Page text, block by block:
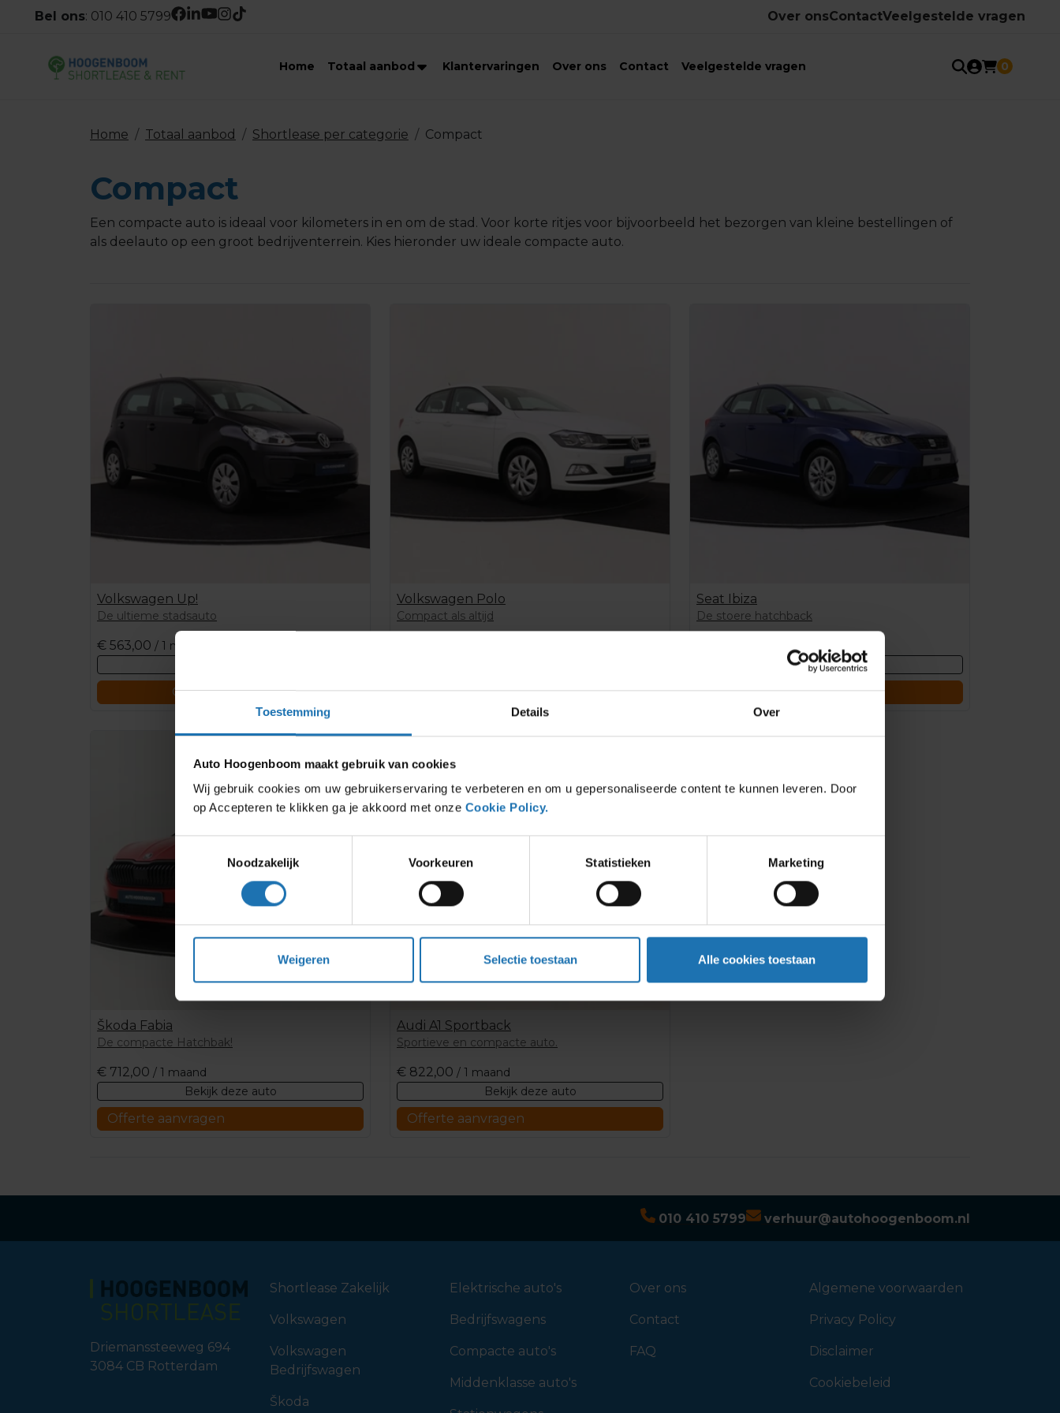
Toestemming Details Over
Auto Hoogenboom maakt gebruik van cookies
Wij gebruik cookies om uw gebruikerservaring te verbeteren en om u gepersonaliseerde content te kunnen leveren. Door
op Accepteren te klikken ga je akkoord met onze Cookie Policy.
Noodzakelijk
Voorkeuren Statistieken Marketing
Weigeren Selectie toestaan Alle cookies toestaan
Bel ons: 010 410 5799 Over onsContactVeelgestelde vragen
0
Home Totaal aanbod Klantervaringen Over ons Contact Veelgestelde vragen
Home Totaal aanbod Shortlease per categorie Compact
Compact
Een compacte auto is ideaal voor kilometers in en om de stad. Voor korte ritjes voor bijvoorbeeld het bezorgen van kleine bestellingen of
als deelauto op een groot bedrijventerrein. Kies hieronder uw ideale compacte auto.
Volkswagen Up!
De ultieme stadsauto
€ 563,00 / 1 maand
Offerte aanvragen
Volkswagen Polo
Compact als altijd
Offerte aanvragen
Seat Ibiza
De stoere hatchback
/ 1 maand
Bekijk deze auto
Offerte aanvragen
Škoda Fabia
De compacte Hatchbak!
€ 712,00 / 1 maand
Bekijk deze auto
Offerte aanvragen
Audi A1 Sportback
Sportieve en compacte auto.
€ 822,00 / 1 maand
Bekijk deze auto
Offerte aanvragen
010 410 5799 verhuur@autohoogenboom.nl
Driemanssteeweg 694
3084 CB Rotterdam
Shortlease Zakelijk
Volkswagen
Volkswagen
Bedrijfswagen
Škoda
Elektrische auto's
Bedrijfswagens
Compacte auto's
Middenklasse auto's
Over ons
Contact
FAQ
Algemene voorwaarden
Privacy Policy
Disclaimer
Cookiebeleid